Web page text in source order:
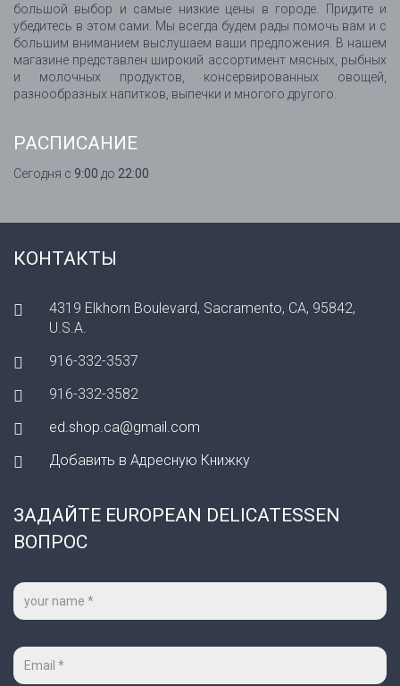
большой выбор и самые низкие цены в городе. Придите и
убедитесь в этом сами. Мы всегда будем рады помочь вам и с
большим вниманием выслушаем ваши предложения. В нашем
магазине представлен широкий ассортимент мясных, рыбных
и молочных продуктов, консервированных овощей,
разнообразных напитков, выпечки и многого другого.
РАСПИСАНИЕ
Сегодня с 9:00 до 22:00
КОНТАКТЫ
4319 Elkhorn Boulevard, Sacramento, CA, 95842,
U.S.A.
916-332-3537
916-332-3582
ed.shop.ca@gmail.com
Добавить в Адресную Книжку
ЗАДАЙТЕ EUROPEAN DELICATESSEN
ВОПРОС
Ваше
имя
Ваш